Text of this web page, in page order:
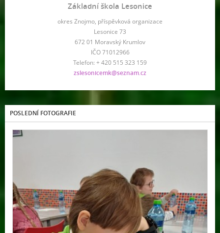
Základní škola Lesonice
okres Znojmo, příspěvková organizace
Lesonice 73
672 01 Moravský Krumlov
IČO 71012966
Telefon: + 420 515 323 159
zslesonicemk@seznam.cz
POSLEDNÍ FOTOGRAFIE